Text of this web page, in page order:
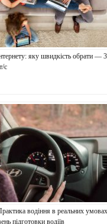
яку швидкість обрати —
с
водіння в реальних умовах
підготовки водіїв